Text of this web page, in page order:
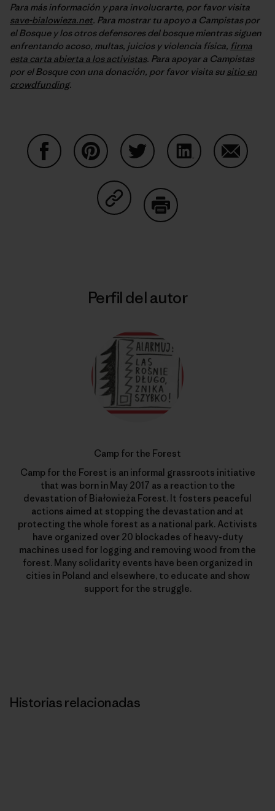
Para más información y para involucrarte, por favor visita
save-bialowieza.net. Para mostrar tu apoyo a Campistas por
el Bosque y los otros defensores del bosque mientras siguen
enfrentando acoso, multas, juicios y violencia física, firma
esta carta abierta a los activistas. Para apoyar a Campistas
por el Bosque con una donación, por favor visita su sitio en
crowdfunding.
Compartir en Copy Link
Perfil del autor
Camp for the Forest
Camp for the Forest is an informal grassroots initiative
that was born in May 2017 as a reaction to the
devastation of Białowieża Forest. It fosters peaceful
actions aimed at stopping the devastation and at
protecting the whole forest as a national park. Activists
have organized over 20 blockades of heavy-duty
machines used for logging and removing wood from the
forest. Many solidarity events have been organized in
cities in Poland and elsewhere, to educate and show
support for the struggle.
Historias relacionadas